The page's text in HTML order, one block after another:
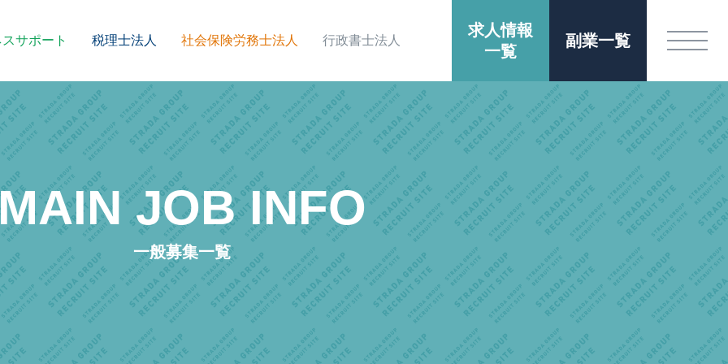
求人情報
一覧
副業一覧
サポート 税理士法人 社会保険労務士法人 行政書士法人
JOB INFO
一般募集一覧